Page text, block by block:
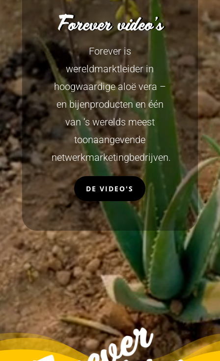
Forever video's
Forever is
wereldmarktleider in
hoogwaardige aloë vera –
en bijenproducten en één
van ‘s werelds meest
toonaangevende
netwerkmarketingbedrijven.
DE VIDEO'S